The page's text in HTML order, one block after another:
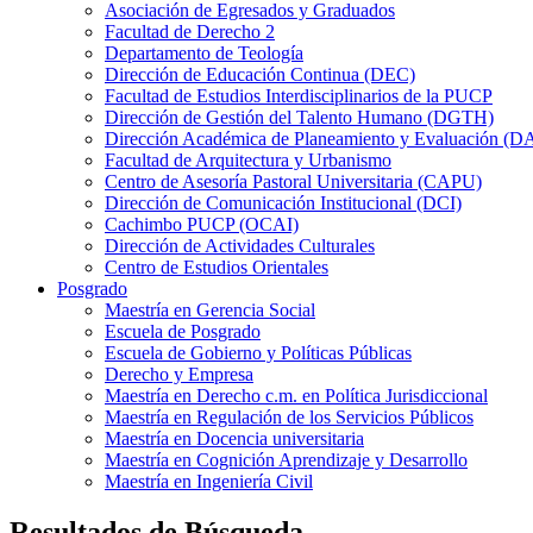
Asociación de Egresados y Graduados
Facultad de Derecho 2
Departamento de Teología
Dirección de Educación Continua (DEC)
Facultad de Estudios Interdisciplinarios de la PUCP
Dirección de Gestión del Talento Humano (DGTH)
Dirección Académica de Planeamiento y Evaluación
Facultad de Arquitectura y Urbanismo
Centro de Asesoría Pastoral Universitaria (CAPU)
Dirección de Comunicación Institucional (DCI)
Cachimbo PUCP (OCAI)
Dirección de Actividades Culturales
Centro de Estudios Orientales
Posgrado
Maestría en Gerencia Social
Escuela de Posgrado
Escuela de Gobierno y Políticas Públicas
Derecho y Empresa
Maestría en Derecho c.m. en Política Jurisdiccional
Maestría en Regulación de los Servicios Públicos
Maestría en Docencia universitaria
Maestría en Cognición Aprendizaje y Desarrollo
Maestría en Ingeniería Civil